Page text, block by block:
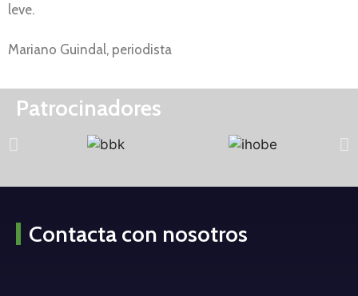
leve.
Mariano Guindal, periodista
Patrocinadores
Contacta con nosotros